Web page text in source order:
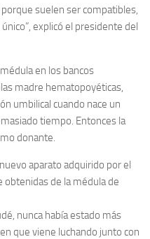
suelen ser compatibles,
explicó el presidente del
en los bancos
madre hematopoyéticas,
umbilical cuando nace un
tiempo. Entonces la
donante.
aparato adquirido por el
obtenidas de la médula de
nunca había estado más
que viene luchando junto con